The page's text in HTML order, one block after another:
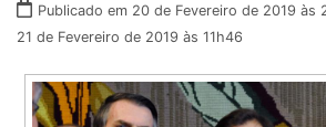
Publicado em 20 de Fevereiro de 2019 às
21 de Fevereiro de 2019 às 11h46